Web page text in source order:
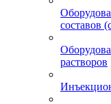
составов
растворов